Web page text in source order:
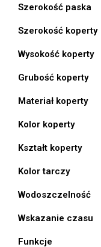
Szerokość paska
Szerokość koperty
Wysokość koperty
Grubość koperty
Materiał koperty
Kolor koperty
Kształt koperty
Kolor tarczy
Wodoszczelność
Wskazanie czasu
Funkcje